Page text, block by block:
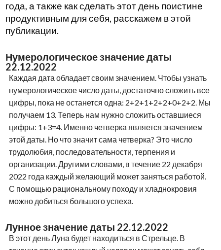
года, а также как сделать этот день поистине
продуктивным для себя, расскажем в этой
публикации.
Нумерологическое значение даты
22.12.2022
Каждая дата обладает своим значением. Чтобы узнать
нумерологическое число даты, достаточно сложить все
цифры, пока не останется одна: 2+2+1+2+2+0+2+2. Мы
получаем 13. Теперь нам нужно сложить оставшиеся
цифры: 1+3=4. Именно четверка является значением
этой даты. Но что значит сама четверка? Это число
трудолюбия, последовательности, терпения и
организации. Другими словами, в течение 22 декабря
2022 года каждый желающий может заняться работой.
С помощью рациональному походу и хладнокровия
можно добиться большого успеха.
Лунное значение даты 22.12.2022
В этот день Луна будет находиться в Стрельце. В